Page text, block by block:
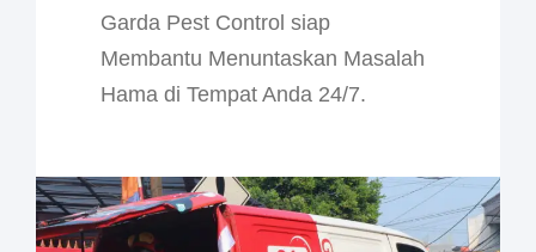
Garda Pest Control siap
Membantu Menuntaskan Masalah
Hama di Tempat Anda 24/7.